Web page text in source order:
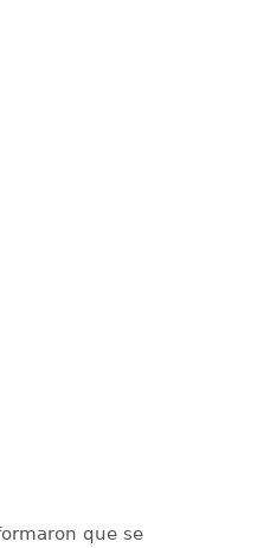
que se